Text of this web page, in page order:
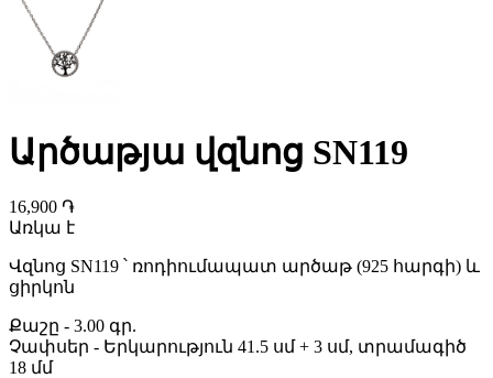
Արծաթյա վզնոց SN119
16,900 ֏
Առկա է
Վզնոց SN119 ՝ ռոդիումապատ արծաթ (925 հարգի) և
ցիրկոն
Քաշը - 3.00 գր.
Չափսեր - Երկարություն 41.5 սմ + 3 սմ, տրամագիծ
18 մմ